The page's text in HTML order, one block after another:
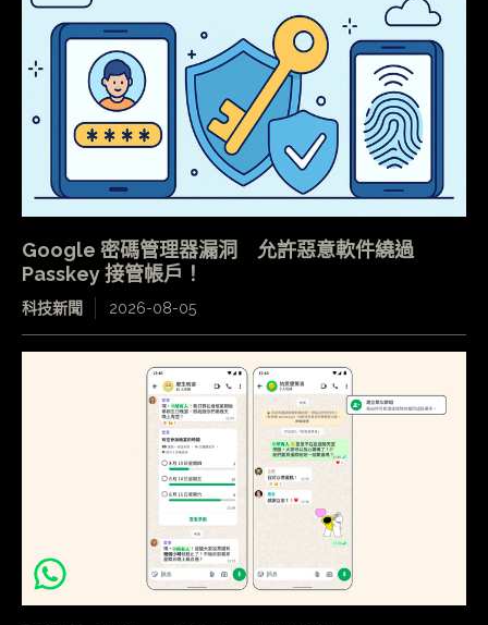
Google 密碼管理器漏洞 允許惡意軟件繞過
Passkey 接管帳戶！
科技新聞 2026-08-05